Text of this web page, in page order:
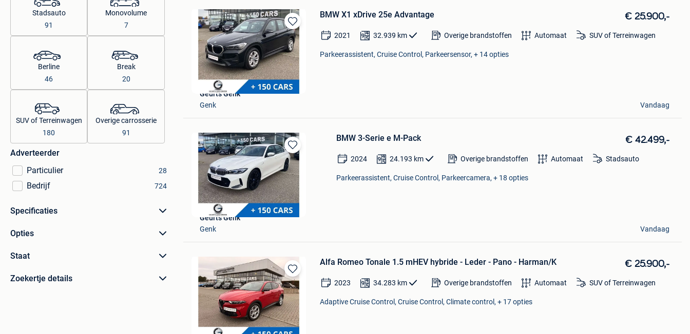
Stadsauto
91
Monovolume
7
Berline
46
Break
20
SUV of Terreinwagen
180
Overige carrosserie
91
Adverteerder
Particulier
28
Bedrijf 724
Specificaties
Opties
Staat
Zoekertje details
Bewaren
in
Mijn
Favorieten
BMW X1 xDrive 25e Advantage € 25.900,-
2021 32.939 km Overige brandstoffen Automaat SUV of Terreinwagen
Parkeerassistent, Cruise Control, Parkeersensor, + 14 opties
Geurts Genk
Genk
Vandaag
Bewaren
in
Mijn
Favorieten
BMW 3-Serie e M-Pack € 42.499,-
2024 24.193 km Overige brandstoffen Automaat Stadsauto
Parkeerassistent, Cruise Control, Parkeercamera, + 18 opties
Geurts Genk
Genk
Vandaag
Bewaren
in
Mijn
Favorieten
Alfa Romeo Tonale 1.5 mHEV hybride - Leder - Pano - Harman/K € 25.900,-
2023 34.283 km Overige brandstoffen Automaat SUV of Terreinwagen
Adaptive Cruise Control, Cruise Control, Climate control, + 17 opties